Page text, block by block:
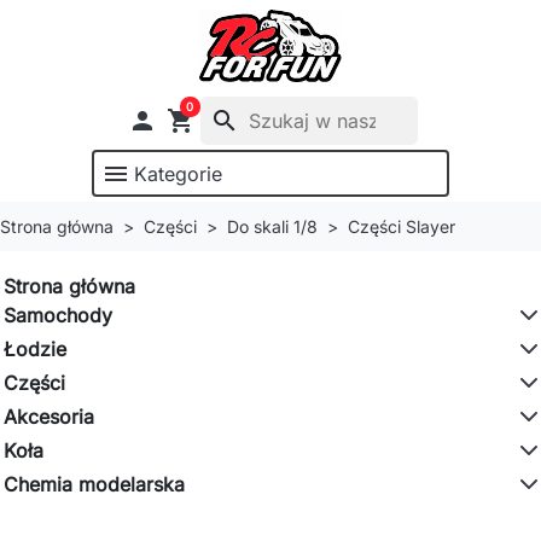
 shopping_cart
0
search
menu Kategorie
Strona główna Części Do skali 1/8 Części Slayer
Strona główna
Samochody
Łodzie
Części
Akcesoria
Koła
Chemia modelarska